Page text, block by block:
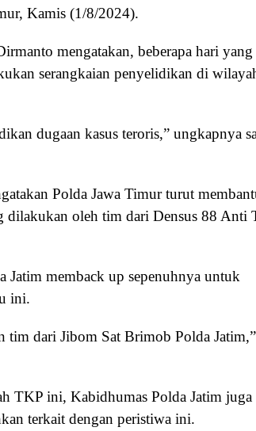
Kamis (1/8/2024).
mengatakan, beberapa hari yang
serangkaian penyelidikan di
dugaan kasus teroris,” ungkapnya
Polda Jawa Timur turut
dilakukan oleh tim dari Densus 88 Anti
memback up sepenuhnya untuk
ini.
dari Jibom Sat Brimob Polda Jatim,”
TKP ini, Kabidhumas Polda Jatim juga
terkait dengan peristiwa ini.